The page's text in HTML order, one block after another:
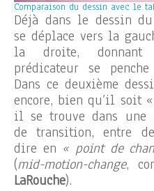
Comparaison du dessin avec le
Déjà dans le dessin
se déplace vers la
la droite, donnant
prédicateur se
Dans ce deuxième
encore, bien qu’il soit
il se trouve dans une
de transition, entre
dire en « point de
(mid-motion-change,
LaRouche).